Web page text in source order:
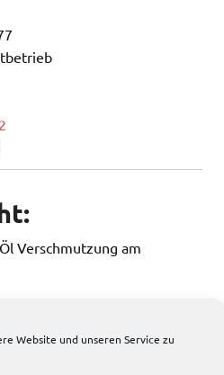
Website und unseren Service zu
Verschmutzung am